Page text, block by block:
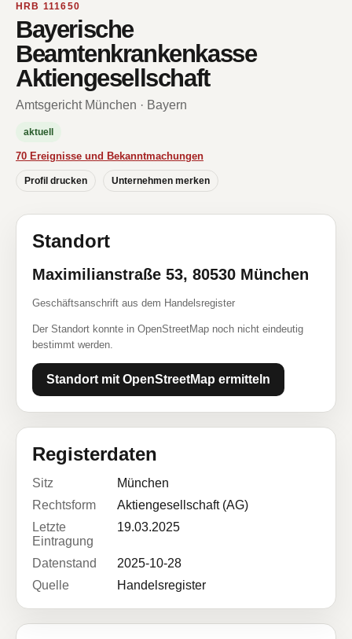
HRB 111650
Bayerische
Beamtenkrankenkasse
Aktiengesellschaft
Amtsgericht München · Bayern
aktuell
70 Ereignisse und Bekanntmachungen
Profil drucken Unternehmen merken
Standort
Maximilianstraße 53, 80530 München
Geschäftsanschrift aus dem Handelsregister
Der Standort konnte in OpenStreetMap noch nicht eindeutig
bestimmt werden.
Standort mit OpenStreetMap ermitteln
Registerdaten
Sitz
München
Rechtsform
Aktiengesellschaft (AG)
Letzte
Eintragung
19.03.2025
Datenstand
2025-10-28
Quelle
Handelsregister